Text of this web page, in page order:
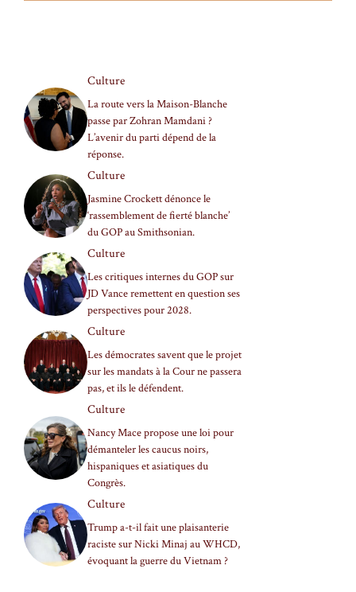
Culture
La route vers la Maison-Blanche
passe par Zohran Mamdani ?
L’avenir du parti dépend de la
réponse.
Culture
Jasmine Crockett dénonce le
‘rassemblement de fierté blanche’
du GOP au Smithsonian.
Culture
Les critiques internes du GOP sur
JD Vance remettent en question ses
perspectives pour 2028.
Culture
Les démocrates savent que le projet
sur les mandats à la Cour ne passera
pas, et ils le défendent.
Culture
Nancy Mace propose une loi pour
démanteler les caucus noirs,
hispaniques et asiatiques du
Congrès.
Culture
Trump a-t-il fait une plaisanterie
raciste sur Nicki Minaj au WHCD,
évoquant la guerre du Vietnam ?